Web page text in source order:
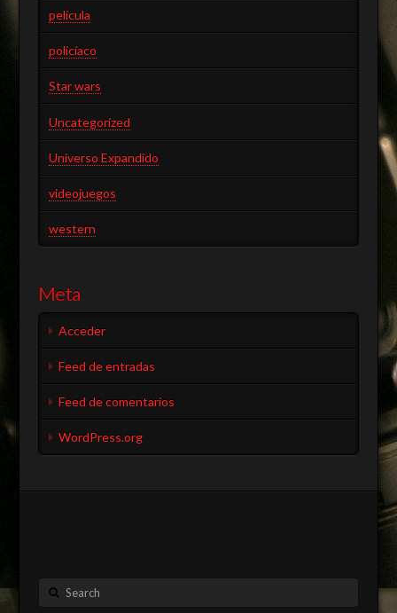
película
policíaco
Star wars
Uncategorized
Universo Expandido
videojuegos
western
Meta
Acceder
Feed de entradas
Feed de comentarios
WordPress.org
Search